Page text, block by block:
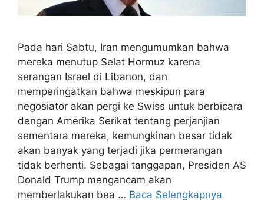
Pada hari Sabtu, Iran mengumumkan bahwa
mereka menutup Selat Hormuz karena
serangan Israel di Libanon, dan
memperingatkan bahwa meskipun para
negosiator akan pergi ke Swiss untuk berbicara
dengan Amerika Serikat tentang perjanjian
sementara mereka, kemungkinan besar tidak
akan banyak yang terjadi jika permerangan
tidak berhenti. Sebagai tanggapan, Presiden AS
Donald Trump mengancam akan
memberlakukan bea … Baca Selengkapnya